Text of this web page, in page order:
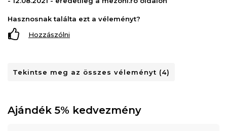
Hasznosnak találta ezt a véleményt?
Hozzászólni
Tekintse meg az összes véleményt (4)
Ajándék 5% kedvezmény